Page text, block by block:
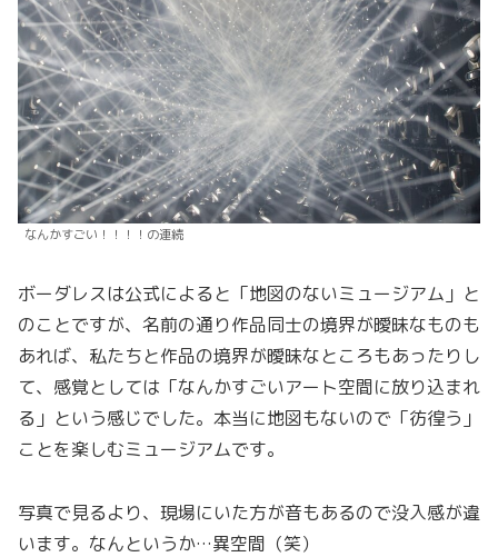
なんかすごい！！！！の連続
ボーダレスは公式によると「地図のないミュージアム」と
のことですが、名前の通り作品同士の境界が曖昧なものも
あれば、私たちと作品の境界が曖昧なところもあったりし
て、感覚としては「なんかすごいアート空間に放り込まれ
る」という感じでした。本当に地図もないので「彷徨う」
ことを楽しむミュージアムです。
写真で見るより、現場にいた方が音もあるので没入感が違
います。なんというか…異空間（笑）